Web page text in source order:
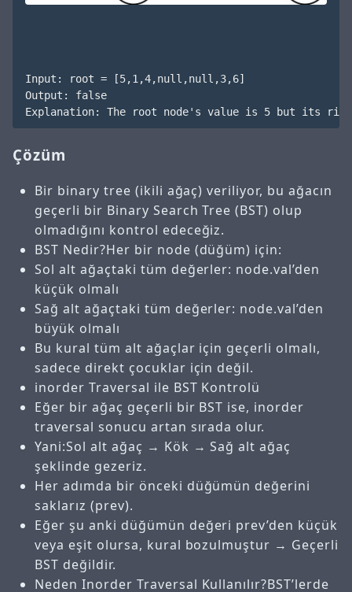
Input: root = [5,1,4,null,null,3,6]
Output: false
Çözüm
Bir binary tree (ikili ağaç) veriliyor, bu ağacın
geçerli bir Binary Search Tree (BST) olup
olmadığını kontrol edeceğiz.
BST Nedir?Her bir node (düğüm) için:
Sol alt ağaçtaki tüm değerler: node.val’den
küçük olmalı
Sağ alt ağaçtaki tüm değerler: node.val’den
büyük olmalı
Bu kural tüm alt ağaçlar için geçerli olmalı,
sadece direkt çocuklar için değil.
inorder Traversal ile BST Kontrolü
Eğer bir ağaç geçerli bir BST ise, inorder
traversal sonucu artan sırada olur.
Yani:Sol alt ağaç → Kök → Sağ alt ağaç
şeklinde gezeriz.
Her adımda bir önceki düğümün değerini
saklarız (prev).
Eğer şu anki düğümün değeri prev’den küçük
veya eşit olursa, kural bozulmuştur → Geçerli
BST değildir.
Neden Inorder Traversal Kullanılır?BST’lerde